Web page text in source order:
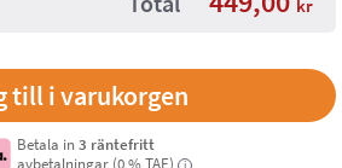
kr
Betala in 3 räntefritt
avbetalningar (0 % TAE)
i